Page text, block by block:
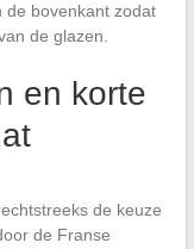
de bovenkant zodat
de glazen.
en korte
de keuze
de Franse